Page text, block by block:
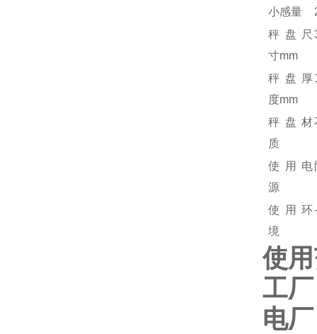
小感量
秤盘尺
寸mm
秤盘厚
度mm
秤盘材
质
使用电
源
使用环
境
使
工
电